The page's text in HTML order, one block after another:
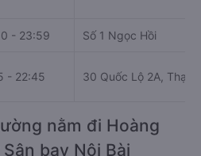
- 23:59 Số 1 Ngọc Hồi
- 22:45 30 Quốc Lộ 2A,
nằm đi Hoàng
bay Nội Bài